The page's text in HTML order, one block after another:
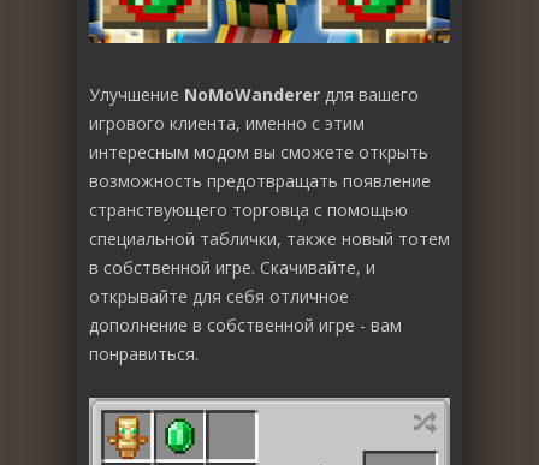
Улучшение NoMoWanderer для вашего
игрового клиента, именно с этим
интересным модом вы сможете открыть
возможность предотвращать появление
странствующего торговца с помощью
специальной таблички, также новый тотем
в собственной игре. Скачивайте, и
открывайте для себя отличное
дополнение в собственной игре - вам
понравиться.